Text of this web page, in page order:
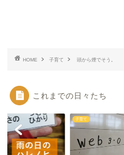
HOME 子育て 頭から煙でそう。
これまでの日々たち
子育て